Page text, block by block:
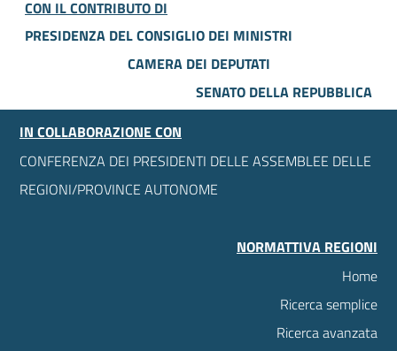
CON IL CONTRIBUTO DI
PRESIDENZA DEL CONSIGLIO DEI MINISTRI
CAMERA DEI DEPUTATI
SENATO DELLA REPUBBLICA
IN COLLABORAZIONE CON
CONFERENZA DEI PRESIDENTI DELLE ASSEMBLEE DELLE
REGIONI/PROVINCE AUTONOME
NORMATTIVA REGIONI
Home
Ricerca semplice
Ricerca avanzata